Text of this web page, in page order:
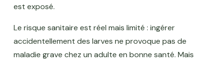
est exposé.
Le risque sanitaire est réel mais limité : ingérer
accidentellement des larves ne provoque pas de
maladie grave chez un adulte en bonne santé. Mais